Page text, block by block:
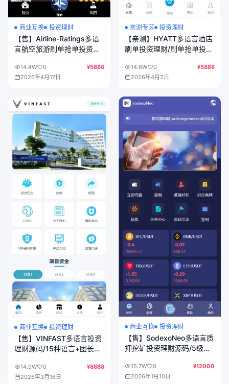
商业互换 投资理财
【售】Airline-Ratings多语
言航空旅游刷单抢单投资理
则+代理独立推广域名+三级
分销/前端html+后端PHP
14.4W 0
¥5888
2026年4月17日
亲测专区 投资理财
【亲测】HYATT多语言酒店
刷单投资理财/刷单抢单投资
+后端php
14.6W 0
¥5888
2026年4月2日
商业互换 投资理财
【售】VINFAST多语言投资
理财源码/15种语言+团长代
端vue纯源码+后端PHP
14.9W 0
¥8888
2026年3月16日
商业互换 投资理财
【售】SodexoNeo多语言质
押挖矿投资理财源码/5级分
币/前端vue纯源码+后端
PHP
15.7W 0
¥12000
2026年1月10日